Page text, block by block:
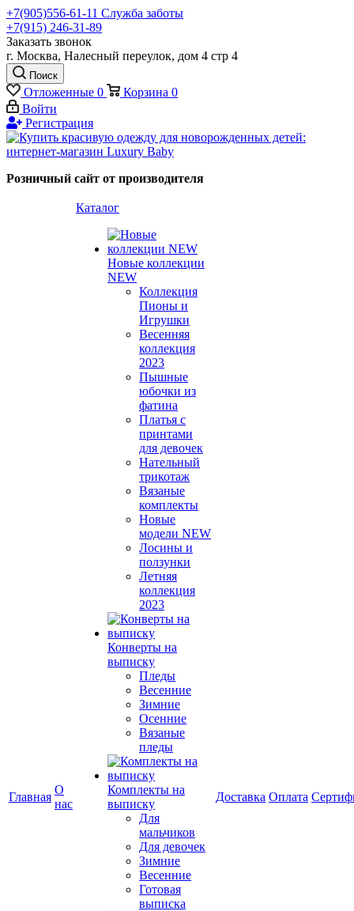
+7(905)556-61-11 Служба заботы
+7(915) 246-31-89
Заказать звонок
г. Москва, Налесный переулок, дом 4 стр 4
Поиск
Отложенные 0 Корзина 0
Войти
Регистрация
Розничный сайт от производителя
Главная
О
нас
Каталог
Новые коллекции
NEW
Коллекция
Пионы и
Игрушки
Весенняя
коллекция
2023
Пышные
юбочки из
фатина
Платья с
принтами
для девочек
Нательный
трикотаж
Вязаные
комплекты
Новые
модели NEW
Лосины и
ползунки
Летняя
коллекция
2023
Конверты на
выписку
Пледы
Весенние
Зимние
Осенние
Вязаные
пледы
Комплекты на
выписку
Для
мальчиков
Для девочек
Зимние
Весенние
Готовая
выписка
Доставка Оплата